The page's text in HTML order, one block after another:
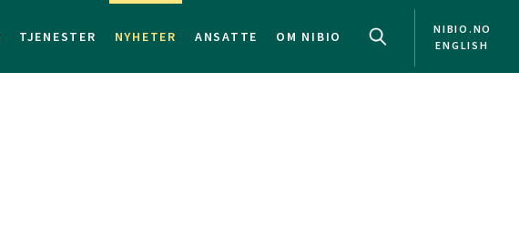
TJENESTER NYHETER ANSATTE OM NIBIO
NIBIO.NO
ENGLISH